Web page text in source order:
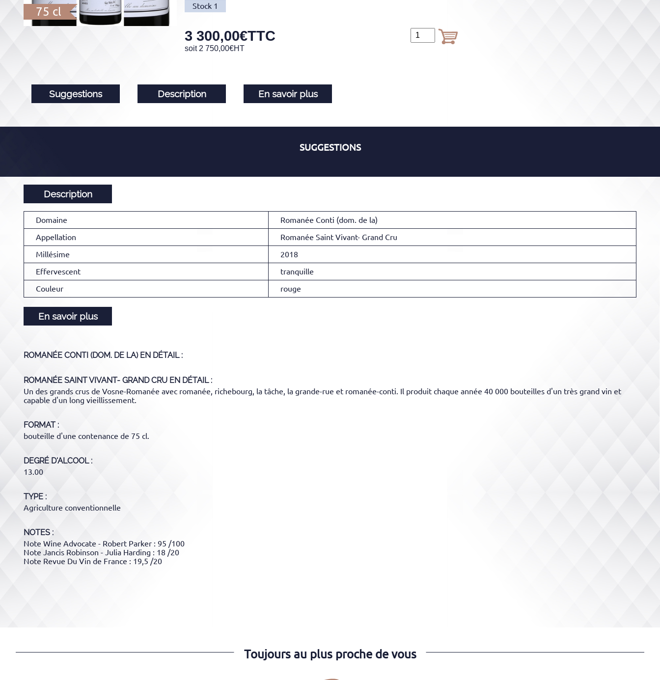
75 cl Stock 1
3 300,00€TTC
soit 2 750,00€HT
Suggestions Description En savoir plus
SUGGESTIONS
Description
Domaine
Romanée Conti (dom. de la)
Appellation
Romanée Saint Vivant- Grand Cru
Millésime
2018
Effervescent
tranquille
Couleur
rouge
En savoir plus
ROMANÉE CONTI (DOM. DE LA)EN DÉTAIL :
ROMANÉE SAINT VIVANT- GRAND CRU EN DÉTAIL :
Un des grands crus de Vosne-Romanée avec romanée, richebourg, la tâche, la grande-rue et romanée-conti. Il produit chaque année 40 000 bouteilles d'un très grand vin et
capable d'un long vieillissement.
FORMAT
bouteille d'une contenance de 75 cl.
DEGRÉ D'ALCOOL
13.00
TYPE
Agriculture conventionnelle
NOTES :
Note Wine Advocate - Robert Parker : 95 /100
Note Jancis Robinson - Julia Harding : 18 /20
Note Revue Du Vin de France : 19,5 /20
Toujours au plus proche de vous